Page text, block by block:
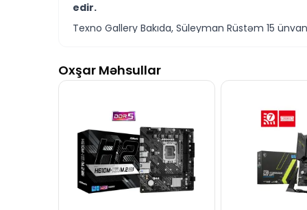
edir.
Texno Gallery Bakıda, Süleyman Rüstəm 15
Texno Gallery Servisdə Bakının təcrübəli İT
Ünvanımız 28 Mall Ticarət Mərkəzindən 150 metr
İstər Gigabyte Eagle seriyası ana plataları,
vasitəsilə bizə ünvanlaya bilərsiniz.
Seçim etməkdə dəstəyə ehtiyacınız varsa,
Gigabyte X870 Eagle WiFi 7 AM5 anakart
Oxşar Məhsullar